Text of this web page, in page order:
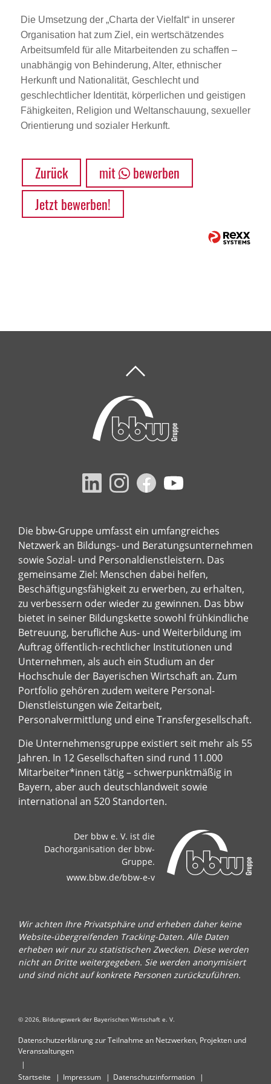
Die Umsetzung der „Charta der Vielfalt“ in unserer
Organisation hat zum Ziel, ein wertschätzendes
Arbeitsumfeld für alle Mitarbeitenden zu schaffen –
unabhängig von Behinderung, Alter, ethnischer
Herkunft und Nationalität, Geschlecht und
geschlechtlicher Identität, körperlichen und geistigen
Fähigkeiten, Religion und Weltanschauung, sexueller
Orientierung und sozialer Herkunft.
Zurück mit
bewerben
Jetzt bewerben!
Die bbw-Gruppe umfasst ein umfangreiches
Netzwerk an Bildungs- und Beratungsunternehmen
sowie Sozial- und Personaldienstleistern. Das
gemeinsame Ziel: Menschen dabei helfen,
Beschäftigungsfähigkeit zu erwerben, zu erhalten,
zu verbessern oder wieder zu gewinnen. Das bbw
bietet in seiner Bildungskette sowohl frühkindliche
Betreuung, berufliche Aus- und Weiterbildung im
Auftrag öffentlich-rechtlicher Institutionen und
Unternehmen, als auch ein Studium an der
Hochschule der Bayerischen Wirtschaft an. Zum
Portfolio gehören zudem weitere Personal-
Dienstleistungen wie Zeitarbeit,
Personalvermittlung und eine Transfergesellschaft.
Die Unternehmensgruppe existiert seit mehr als 55
Jahren. In 12 Gesellschaften sind rund 11.000
Mitarbeiter*innen tätig – schwerpunktmäßig in
Bayern, aber auch deutschlandweit sowie
international an 520 Standorten.
Der bbw e. V. ist die
Dachorganisation der bbw-
Gruppe.
www.bbw.de/bbw-e-v
Wir achten Ihre Privatsphäre und erheben daher keine
Website-übergreifenden Tracking-Daten. Alle Daten
erheben wir nur zu statistischen Zwecken. Diese werden
nicht an Dritte weitergegeben. Sie werden anonymisiert
und sind nicht auf konkrete Personen zurückzuführen.
© 2026, Bildungswerk der Bayerischen Wirtschaft e. V.
Datenschutzerklärung zur Teilnahme an Netzwerken, Projekten und
Veranstaltungen
Startseite Impressum Datenschutzinformation